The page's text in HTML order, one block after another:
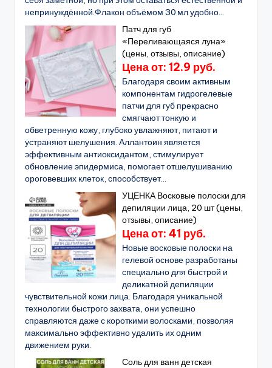
непринуждённой.Флакон объёмом 30 мл удобно...
Патч для губ
«Переливающаяся луна»
(цены, отзывы, описание)
Цена от: 12.9 руб.
Благодаря своим активным
компонентам гидрогелевые
патчи для губ прекрасно
смягчают тонкую и
обветренную кожу, глубоко увлажняют, питают и
устраняют шелушения. Аллантоин является
эффективным антиоксидантом, стимулирует
обновление эпидермиса, помогает отшелушиванию
ороговевших клеток, способствует...
УЦЕНКА Восковые полоски для
депиляции лица, 20 шт (цены,
отзывы, описание)
Цена от: 41 руб.
Новые восковые полоски на
гелевой основе разработаны
специально для быстрой и
деликатной депиляции
чувствительной кожи лица. Благодаря уникальной
технологии быстрого захвата, они успешно
справляются даже с короткими волосками, позволяя
максимально эффективно удалить их одним
движением руки.
Соль для ванн детская